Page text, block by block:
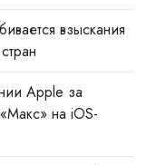
взыскания
Apple за
на iOS-